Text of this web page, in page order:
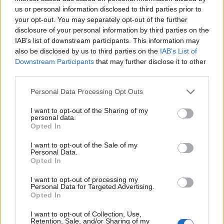
us or personal information disclosed to third parties prior to
your opt-out. You may separately opt-out of the further
disclosure of your personal information by third parties on the
IAB’s list of downstream participants. This information may
also be disclosed by us to third parties on the IAB’s List of
Downstream Participants that may further disclose it to other
Personal Data Processing Opt Outs
I want to opt-out of the Sharing of my
personal data.
Opted In
I want to opt-out of the Sale of my
Personal Data.
Opted In
I want to opt-out of processing my
Personal Data for Targeted Advertising.
Opted In
I want to opt-out of Collection, Use,
Retention, Sale, and/or Sharing of my
06/08/2026 - 17:40 ΟΙΚΟΝΟΜΙΑ
Κυβερνητική Επιτροπή Βιομηχανίας- Κ. Μητσοτάκης:
Στρατηγική προτεραιότητα η ενίσχυση της
βιομηχανίας
06/08/2026 - 17:18 ΠΟΛΙΤΙΚΗ
Κάρτας Αγρότη μέσω της ΕΑΕ 2026
Eurobank: Εξελίξεις και προοπτικές στις αγορές
06/08/2026 - 16:20 ΕΝΕΡΓΕΙΑ
Οι ελληνικές scale-ups επιχειρήσεις στρέφονται
στην ανάπτυξη - Μεγαλύτερη πρόκληση η
προσέλκυση πελατών
Χρηματιστήριο: Στις 2.627,95 μονάδες ο Γενικός